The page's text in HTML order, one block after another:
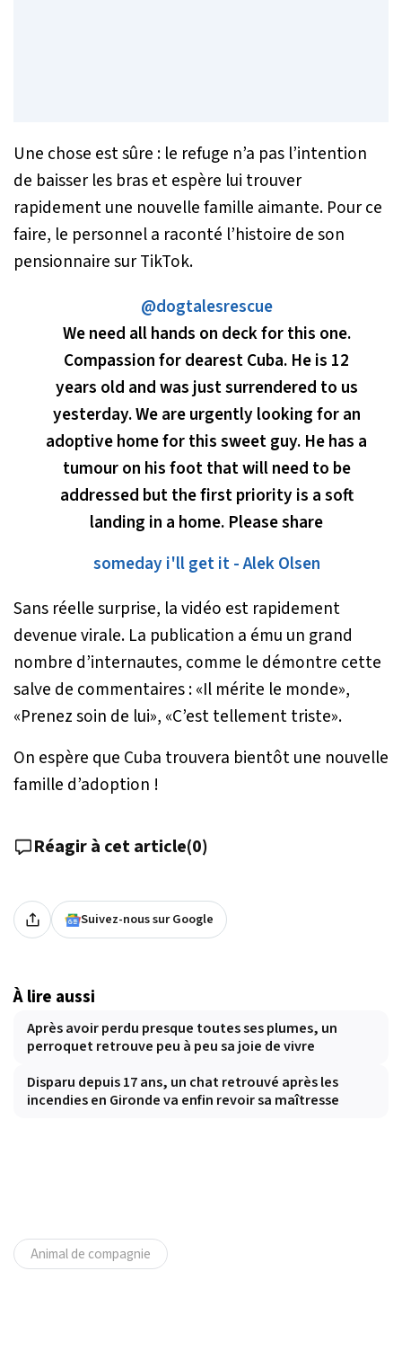
Une chose est sûre : le refuge n’a pas l’intention
de baisser les bras et espère lui trouver
rapidement une nouvelle famille aimante. Pour ce
faire, le personnel a raconté l’histoire de son
pensionnaire sur TikTok.
@dogtalesrescue
We need all hands on deck for this one.
Compassion for dearest Cuba. He is 12
years old and was just surrendered to us
yesterday. We are urgently looking for an
adoptive home for this sweet guy. He has a
tumour on his foot that will need to be
addressed but the first priority is a soft
landing in a home. Please share
someday i'll get it - Alek Olsen
Sans réelle surprise, la vidéo est rapidement
devenue virale. La publication a ému un grand
nombre d’internautes, comme le démontre cette
salve de commentaires : «Il mérite le monde»,
«Prenez soin de lui», «C’est tellement triste».
On espère que Cuba trouvera bientôt une nouvelle
famille d’adoption !
Réagir à cet article(0)
Suivez-nous sur Google
À lire aussi
Après avoir perdu presque toutes ses plumes, un
perroquet retrouve peu à peu sa joie de vivre
Disparu depuis 17 ans, un chat retrouvé après les
incendies en Gironde va enfin revoir sa maîtresse
Animal de compagnie